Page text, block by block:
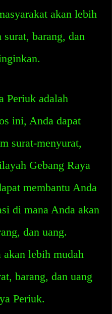
akan lebih
barang, dan
Periuk adalah
ini, Anda dapat
surat-menyurat,
Gebang Raya
membantu Anda
di mana Anda akan
dan uang.
lebih mudah
barang, dan uang
Periuk.